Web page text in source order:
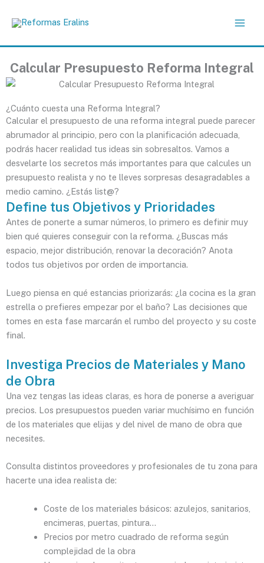
Calcular Presupuesto Reforma Integral
¿Cuánto cuesta una Reforma Integral?
Calcular el presupuesto de una reforma integral puede parecer
abrumador al principio, pero con la planificación adecuada,
podrás hacer realidad tus ideas sin sobresaltos. Vamos a
desvelarte los secretos más importantes para que calcules un
presupuesto realista y no te lleves sorpresas desagradables a
medio camino. ¿Estás list@?
Define tus Objetivos y Prioridades
Antes de ponerte a sumar números, lo primero es definir muy
bien qué quieres conseguir con la reforma. ¿Buscas más
espacio, mejor distribución, renovar la decoración? Anota
todos tus objetivos por orden de importancia.
Luego piensa en qué estancias priorizarás: ¿la cocina es la gran
estrella o prefieres empezar por el baño? Las decisiones que
tomes en esta fase marcarán el rumbo del proyecto y su coste
final.
Investiga Precios de Materiales y Mano
de Obra
Una vez tengas las ideas claras, es hora de ponerse a averiguar
precios. Los presupuestos pueden variar muchísimo en función
de los materiales que elijas y del nivel de mano de obra que
necesites.
Consulta distintos proveedores y profesionales de tu zona para
hacerte una idea realista de:
Coste de los materiales básicos: azulejos, sanitarios,
encimeras, puertas, pintura…
Precios por metro cuadrado de reforma según
complejidad de la obra